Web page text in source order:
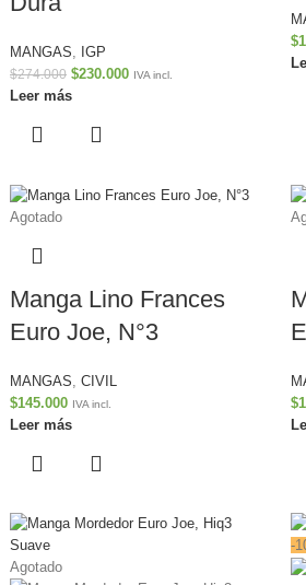
MANGAS, IGP
$274.000 $230.000 IVA incl.
Leer más
$
Agotado
Manga Lino Frances
Euro Joe, N°3
MANGAS CIVIL
$145.000 IVA incl.
Leer más
$
Agotado
-